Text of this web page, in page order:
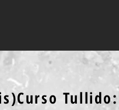
Tullido: